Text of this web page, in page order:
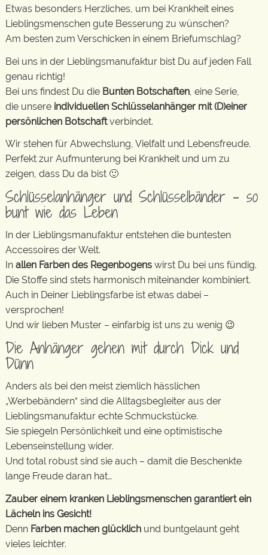
Etwas besonders Herzliches, um bei Krankheit eines
Lieblingsmenschen gute Besserung zu wünschen?
Am besten zum Verschicken in einem Briefumschlag?
Bei uns in der Lieblingsmanufaktur bist Du auf jeden Fall
genau richtig!
Bei uns findest Du die Bunten Botschaften , eine Serie,
die unsere individuellen Schlüsselanhänger mit (D)einer
persönlichen Botschaftverbindet.
Wir stehen für Abwechslung, Vielfalt und Lebensfreude.
Perfekt zur Aufmunterung bei Krankheit und um zu
zeigen, dass Du da bist 🙂
Schlüsselanhänger und Schlüsselbänder – so
bunt wie das Leben
In der Lieblingsmanufaktur entstehen die buntesten
Accessoires der Welt.
In allen Farben des Regenbogens wirst Du bei uns fündig.
Die Stoffe sind stets harmonisch miteinander kombiniert.
Auch in Deiner Lieblingsfarbe ist etwas dabei –
versprochen!
Und wir lieben Muster – einfarbig ist uns zu wenig 😉
Die Anhänger gehen mit durch Dick und
Dünn
Anders als bei den meist ziemlich hässlichen
„Werbebändern“ sind die Alltagsbegleiter aus der
Lieblingsmanufaktur echte Schmuckstücke.
Sie spiegeln Persönlichkeit und eine optimistische
Lebenseinstellung wider.
Und total robust sind sie auch – damit die Beschenkte
lange Freude daran hat…
Zauber einem kranken Lieblingsmenschen garantiert ein
Lächeln ins Gesicht!
Denn Farben machen glücklich und buntgelaunt geht
vieles leichter.